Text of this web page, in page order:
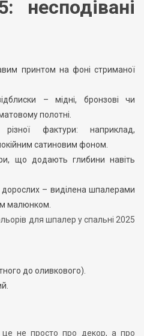
несподівані
принтом на фоні стриманої
– мідні, бронзові чи
полотні.
фактури: наприклад,
сатиновим фоном.
що додають глибини навіть
дорослих – виділена шпалерами
малюнком.
для шпалер у спальні 2025
до оливкового).
не просто про декор, а про